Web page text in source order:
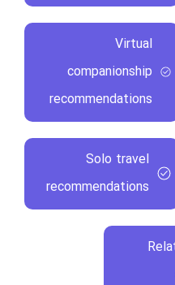
Virtual
companionship
recommendations
Solo travel
recommendations